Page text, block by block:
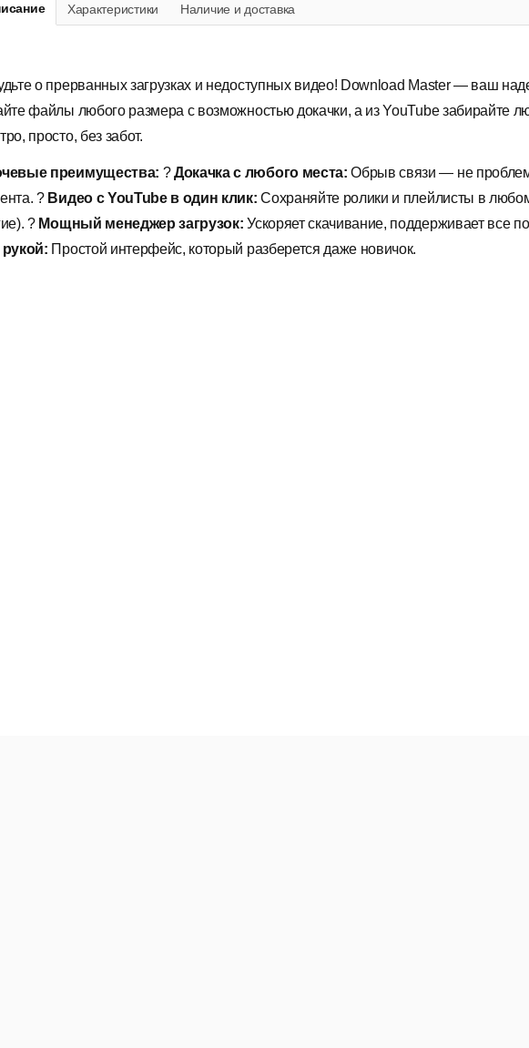
Характеристики Наличие и доставка
о прерванных загрузках и недоступных видео! Download Master — ваш
файлы любого размера с возможностью докачки, а из YouTube забирайте
просто, без забот.
преимущества: ?Докачка с любого места: Обрыв связи — не
? Видео с YouTube в один клик: Сохраняйте ролики и плейлисты в
? Мощный менеджер загрузок: Ускоряет скачивание, поддерживает все
Простой интерфейс, который разберется даже новичок.